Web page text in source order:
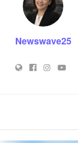
Newswave25